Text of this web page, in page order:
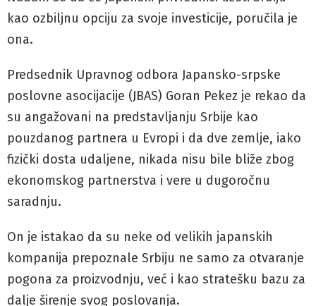
kao ozbiljnu opciju za svoje investicije, poručila je
ona.
Predsednik Upravnog odbora Japansko-srpske
poslovne asocijacije (JBAS) Goran Pekez je rekao da
su angažovani na predstavljanju Srbije kao
pouzdanog partnera u Evropi i da dve zemlje, iako
fizički dosta udaljene, nikada nisu bile bliže zbog
ekonomskog partnerstva i vere u dugoročnu
saradnju.
On je istakao da su neke od velikih japanskih
kompanija prepoznale Srbiju ne samo za otvaranje
pogona za proizvodnju, već i kao stratešku bazu za
dalje širenje svog poslovanja.